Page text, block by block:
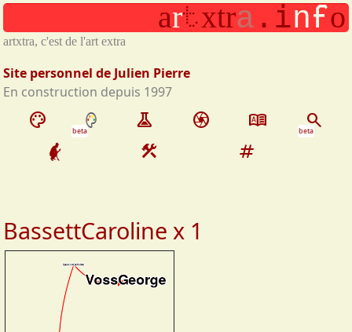
Aller au contenu principal
palette beta experiment camera dictionary search
beta
construction tag
BassettCaroline x 1
artxtra . info
artxtra, c'est de l'art extra
Site personnel de Julien Pierre
En construction depuis 1997